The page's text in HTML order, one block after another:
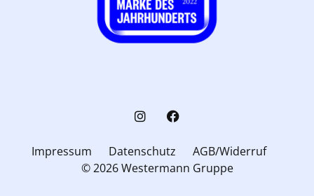
Impressum Datenschutz
AGB/Widerruf
© 2026 Westermann Gruppe